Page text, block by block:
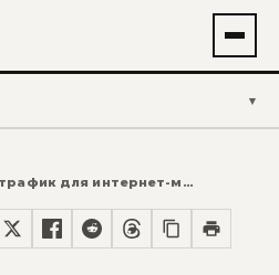
Платный трафик для интернет-магазина: стратегия 2026 (Merchant, Meta, TikTok)